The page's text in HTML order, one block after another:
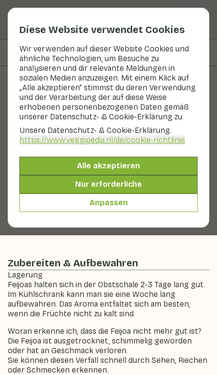
Diese Website verwendet Cookies
Wir verwenden auf dieser Website Cookies und
ähnliche Technologien, um Besuche zu
analysieren und dir relevante Meldungen in
sozialen Medien anzuzeigen. Mit einem Klick auf
„Alle akzeptieren“ stimmst du deren Verwendung
und der Verarbeitung der auf diese Weise
erhobenen personenbezogenen Daten gemäß
unserer Datenschutz- & Cookie-Erklärung zu.
Unsere Datenschutz- & Cookie-Erklärung:
https://www.veggipedia.nl/de/cookie-richtlinie
Alle akzeptieren
Nur erforderliche
Anpassen
Auf dieser Seite Informationen
Obst und Gemüse
Feijoa
Obst Kühlschrank Obstschale
heimisch ist. Im Deutschen wird die Frucht Ananas-
Guave genannt. An der Basis bleibt der Kelch als eine
Art Krone stehen. Die Schale ist grün, wenn die Frucht
noch nicht reif ist, wird aber mit zunehmender Reife
rötlich-grün. Das Fruchtfleisch hat eine cremefarbene
Farbe. Im reifen Zustand erinnert der Geschmack ein
Zubereiten & Aufbewahren
Lagerung
Feijoas halten sich in der Obstschale 2-3 Tage lang gut.
Im Kühlschrank kann man sie eine Woche lang
aufbewahren. Das Aroma entfaltet sich am besten,
wenn die Früchte nicht zu kalt sind.
Woran erkenne ich, dass die Feijoa nicht mehr gut ist?
Die Feijoa ist ausgetrocknet, schimmelig geworden
oder hat an Geschmack verloren.
Sie können diesen Verfall schnell durch Sehen, Riechen
oder Schmecken erkennen.